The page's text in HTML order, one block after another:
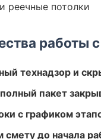
реечные потолки
работы
технадзор и
пакет
с графиком
смету до начала